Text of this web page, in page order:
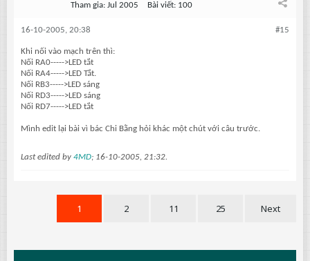
Tham gia: Jul 2005 Bài viết: 100
#15
16-10-2005, 20:38
Khi nối vào mạch trên thì:
Nối RA0----->LED tắt
Nối RA4----->LED Tắt.
Nối RB3----->LED sáng
Nối RD3----->LED sáng
Nối RD7----->LED tắt
Mình edit lại bài vì bác Chi Bằng hỏi khác một chút với câu trước.
Last edited by 4MD; 16-10-2005, 21:32.
1 2 11 25 Next